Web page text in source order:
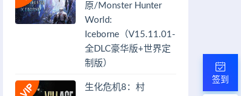
原/Monster Hunter
World:
Iceborne（V15.11.01-
全DLC豪华版+世界定
制版）
生化危机8：村
签到